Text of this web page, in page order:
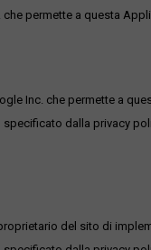
permette a questa
Inc. che permette a
dalla privacy
del sito di